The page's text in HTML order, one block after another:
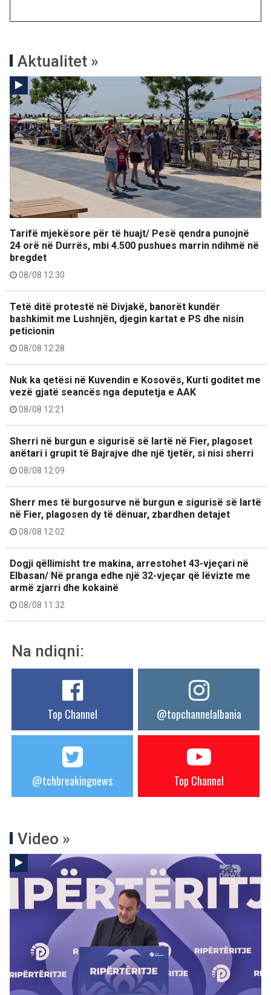
Aktualitet »
Tarifë mjekësore për të huajt/ Pesë qendra punojnë
24 orë në Durrës, mbi 4.500 pushues marrin ndihmë në
bregdet
08/08 12:30
Tetë ditë protestë në Divjakë, banorët kundër
bashkimit me Lushnjën, djegin kartat e PS dhe nisin
peticionin
08/08 12:28
Nuk ka qetësi në Kuvendin e Kosovës, Kurti goditet me
vezë gjatë seancës nga deputetja e AAK
08/08 12:21
Sherri në burgun e sigurisë së lartë në Fier, plagoset
anëtari i grupit të Bajrajve dhe një tjetër, si nisi sherri
08/08 12:09
Sherr mes të burgosurve në burgun e sigurisë së lartë
në Fier, plagosen dy të dënuar, zbardhen detajet
08/08 12:02
Dogji qëllimisht tre makina, arrestohet 43-vjeçari në
Elbasan/ Në pranga edhe një 32-vjeçar që lëvizte me
armë zjarri dhe kokainë
08/08 11:32
Na ndiqni:
Top Channel @topchannelalbania
@tchbreakingnews Top Channel
Video »